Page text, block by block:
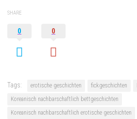
SHARE
0 0
Tags: erotische geschichten fickgeschichten
Koreanisch nachbarschaftlich bettgeschichten
Koreanisch nachbarschaftlich erotische geschichten